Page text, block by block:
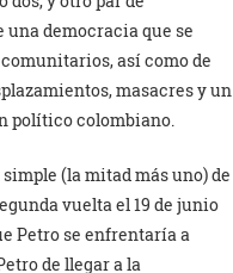
democracia que se
así como de
masacres y un
político colombiano.
(la mitad más uno) de
vuelta el 19 de junio
Petro se enfrentaría a
de llegar a la